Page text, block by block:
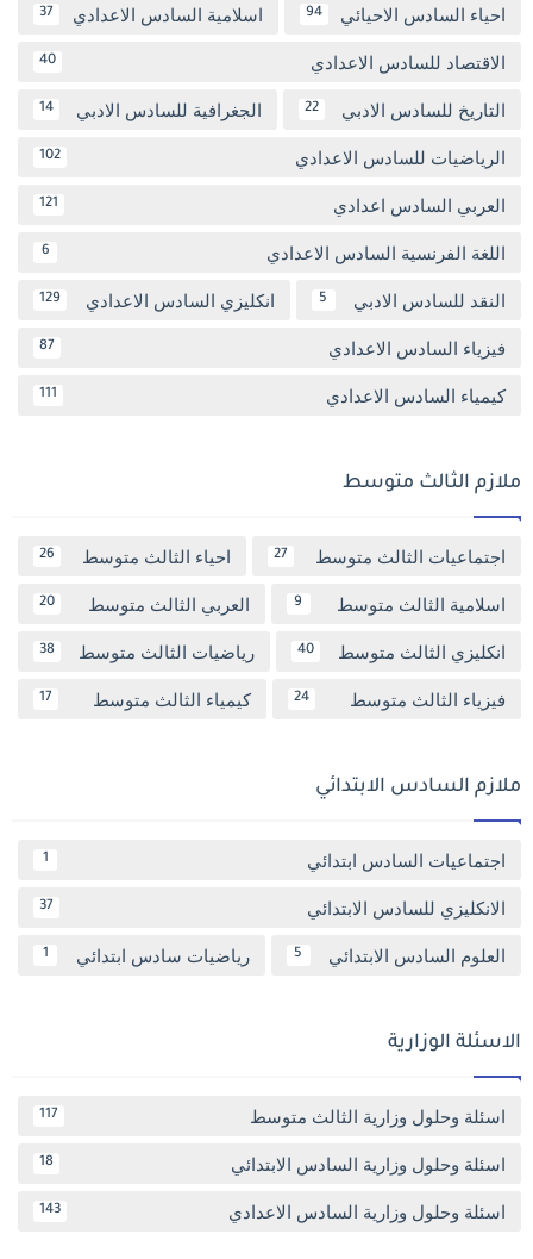
احياء السادس الاحيائي 94 اسلامية السادس الاعدادي 37
الاقتصاد للسادس الاعدادي 40
التاريخ للسادس الادبي 22 الجغرافية للسادس الادبي 14
الرياضيات للسادس الاعدادي 102
العربي السادس اعدادي 121
اللغة الفرنسية السادس الاعدادي 6
النقد للسادس الادبي 5 انكليزي السادس الاعدادي 129
فيزياء السادس الاعدادي 87
كيمياء السادس الاعدادي 111
ملازم الثالث متوسط
اجتماعيات الثالث متوسط 27 احياء الثالث متوسط 26
اسلامية الثالث متوسط 9 العربي الثالث متوسط 20
انكليزي الثالث متوسط 40 رياضيات الثالث متوسط 38
فيزياء الثالث متوسط 24 كيمياء الثالث متوسط 17
ملازم السادس الابتدائي
اجتماعيات السادس ابتدائي 1
الانكليزي للسادس الابتدائي 37
العلوم السادس الابتدائي 5 رياضيات سادس ابتدائي 1
الاسئلة الوزارية
اسئلة وحلول وزارية الثالث متوسط 117
اسئلة وحلول وزارية السادس الابتدائي 18
اسئلة وحلول وزارية السادس الاعدادي 143